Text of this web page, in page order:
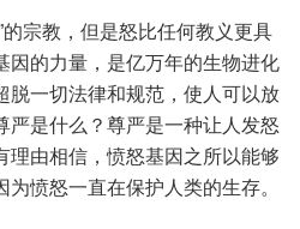
宗教，但是怒比任何教义更具
因的力量，是亿万年的生物进化
脱一切法律和规范，使人可以放
严是什么？尊严是一种让人发怒
理由相信，愤怒基因之所以能够
愤怒一直在保护人类的生存。